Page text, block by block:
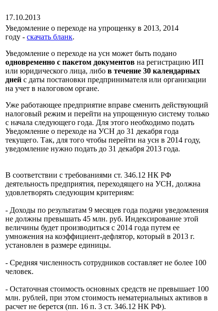
17.10.2013
Уведомление о переходе на упрощенку в 2013, 2014
году - скачать бланк.
Уведомление о переходе на усн может быть подано
одновременно с пакетом документов на регистрацию ИП
или юридического лица, либо в течение 30 календарных
дней с даты постановки предпринимателя или организации
на учет в налоговом органе.
Уже работающее предприятие вправе сменить действующий
налоговый режим и перейти на упрощенную систему только
с начала следующего года. Для этого необходимо подать
Уведомление о переходе на УСН до 31 декабря года
текущего. Так, для того чтобы перейти на усн в 2014 году,
уведомление нужно подать до 31 декабря 2013 года.
В соответствии с требованиями ст. 346.12 НК РФ
деятельность предприятия, переходящего на УСН, должна
удовлетворять следующим критериям:
- Доходы по результатам 9 месяцев года подачи уведомления
не должны превышать 45 млн. руб. Индексирование этой
величины будет производиться с 2014 года путем ее
умножения на коэффициент-дефлятор, который в 2013 г.
установлен в размере единицы.
- Средняя численность сотрудников составляет не более 100
человек.
- Остаточная стоимость основных средств не превышает 100
млн. рублей, при этом стоимость нематериальных активов в
расчет не берется (пп. 16 п. 3 ст. 346.12 НК РФ).